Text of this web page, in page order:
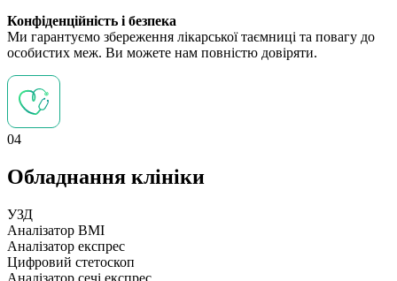
Конфіденційність і безпека
Ми гарантуємо збереження лікарської таємниці та повагу до
особистих меж. Ви можете нам повністю довіряти.
04
Обладнання клініки
УЗД
Аналізатор BMI
Аналізатор експрес
Цифровий стетоскоп